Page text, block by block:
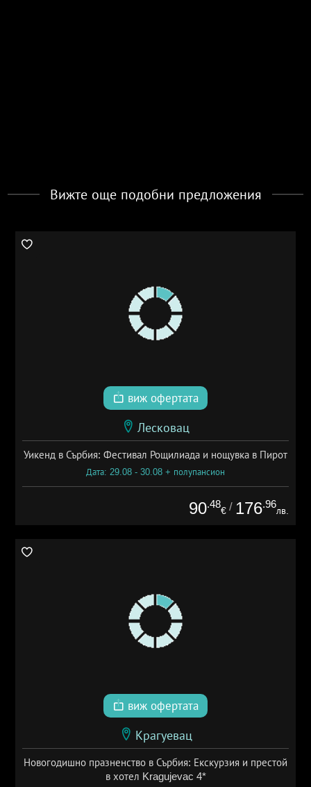
Вижте още подобни предложения
виж офертата
Лесковац
Уикенд в Сърбия: Фестивал Рощилиада и нощувка в Пирот
Дата: 29.08 - 30.08 + полупансион
90.48
€ / 176.96
лв.
виж офертата
Крагуевац
Новогодишно празненство в Сърбия: Екскурзия и престой
в хотел Kragujevac 4*